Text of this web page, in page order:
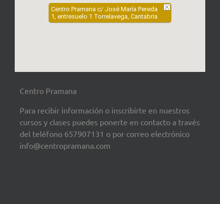
Centro Pramana c/ José María Pereda
1, entresuelo 1 Torrelavega, Cantabria
Centro Pramana
Para recibir información o inscribirte en nuestros
cursos y clases puedes ponerte en contacto a través
del teléfono 657907131 o por correo electrónico
info@centropramana.com